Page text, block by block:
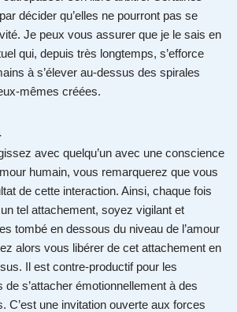
décider qu’elles ne pourront pas se
Je peux vous assurer que je le sais en
qui, depuis très longtemps, s’efforce
à s’élever au-dessus des spirales
mêmes créées.
avec quelqu’un avec une conscience
humain, vous remarquerez que vous
de cette interaction. Ainsi, chaque fois
tel attachement, soyez vigilant et
tombé en dessous du niveau de l’amour
alors vous libérer de cet attachement en
Il est contre-productif pour les
s’attacher émotionnellement à des
C’est une invitation ouverte aux forces